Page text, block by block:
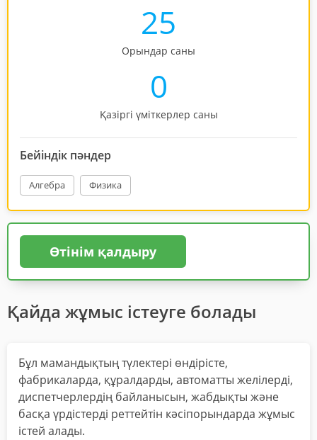
25
Орындар саны
0
Қазіргі үміткерлер саны
Бейіндік пәндер
Алгебра Физика
Өтінім қалдыру
Қайда жұмыс істеуге болады
Бұл мамандықтың түлектері өндірісте,
фабрикаларда, құралдарды, автоматты желілерді,
диспетчерлердің байланысын, жабдықты және
басқа үрдістерді реттейтін кәсіпорындарда жұмыс
істей алады.